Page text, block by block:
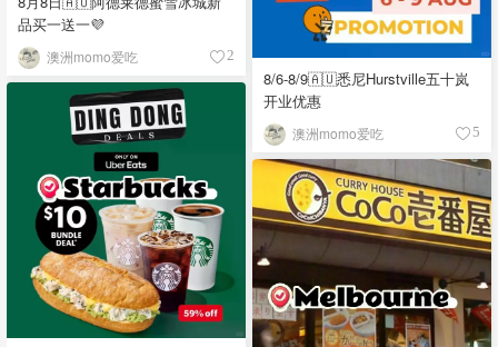
品买一送一💜
澳洲momo爱吃 2
8/6-8/9🇦🇺悉尼Hurstville五十岚
开业优惠
澳洲momo爱吃 5